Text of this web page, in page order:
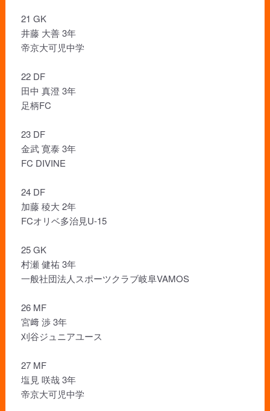
21 GK
井藤 大善 3年
帝京大可児中学
22 DF
田中 真澄 3年
足柄FC
23 DF
金武 寛泰 3年
FC DIVINE
24 DF
加藤 稜大 2年
FCオリベ多治見U-15
25 GK
村瀬 健祐 3年
一般社団法人スポーツクラブ岐阜VAMOS
26 MF
宮﨑 渉 3年
刈谷ジュニアユース
27 MF
塩見 咲哉 3年
帝京大可児中学